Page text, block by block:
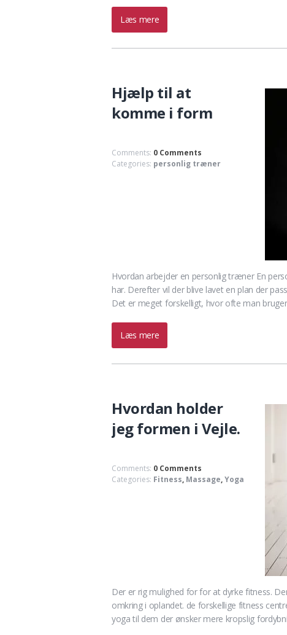
Læs mere
Hjælp til at
komme i form
Comments: 0 Comments
Categories: personlig træner
Hvordan arbejder en personlig træner En
har. Derefter vil der blive lavet en plan der
Det er meget forskelligt, hvor ofte man
Læs mere
Hvordan holder
jeg formen i Vejle.
Comments: 0 Comments
Categories: Fitness, Massage,Yoga
Der er rig mulighed for for at dyrke fitness.
omkring i oplandet. de forskellige fitness
yoga til dem der ønsker mere kropslig